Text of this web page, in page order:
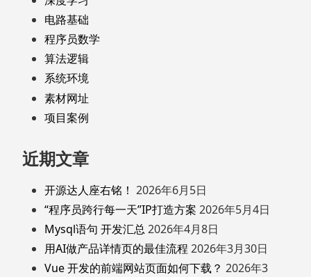
电路基础
程序员数学
算法逻辑
系统环境
素材网址
项目案例
近期文章
开源达人座右铭！ 2026年6月5日
“程序员跨行每一天”IP打造方案 2026年5月4日
Mysql语句 开发汇总 2026年4月8日
用AI做产品详情页的最佳流程 2026年3月30日
Vue 开发的前端网站页面如何下载？ 2026年3